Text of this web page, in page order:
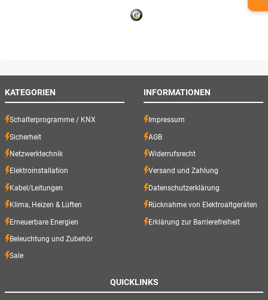
KATEGORIEN
Schalterprogramme / KNX
Sicherheit
Netzwerktechnik
Elektroinstallation
Kabel/Leitungen
Klima, Heizen & Lüften
Erneuerbare Energien
Beleuchtung und Zubehör
Sale
INFORMATIONEN
Impressum
AGB
Widerrufsrecht
Versand und Zahlung
Datenschutzerklärung
Rücknahme von Elektroaltgeräten
Erklärung zur Barrierefreiheit
QUICKLINKS